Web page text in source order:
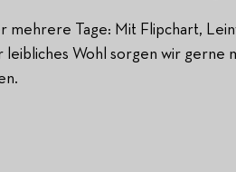
mehrere Tage: Mit Flipchart,
Wohl sorgen wir gerne